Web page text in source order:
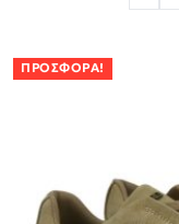
ΠΡΟΣΦΟΡΆ!